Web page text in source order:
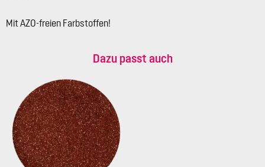
Mit AZO-freien Farbstoffen!
Dazu passt auch